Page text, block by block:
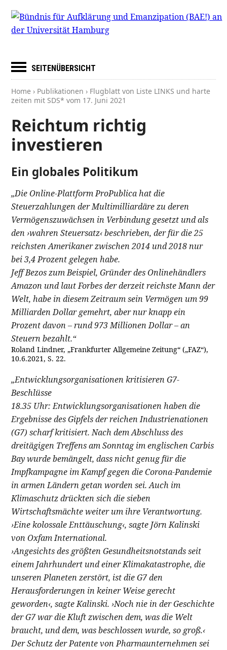
SEITENÜBERSICHT
Home › Publikationen › Flugblatt von Liste LINKS und harte
zeiten mit SDS* vom 17. Juni 2021
Reichtum richtig
investieren
Ein globales Politikum
„Die Online-Plattform ProPublica hat die
Steuerzahlungen der Multimilliardäre zu deren
Vermögenszuwächsen in Verbindung gesetzt und als
den ›wahren Steuersatz‹ beschrieben, der für die 25
reichsten Amerikaner zwischen 2014 und 2018 nur
bei 3,4 Prozent gelegen habe.
Jeff Bezos zum Beispiel, Gründer des Onlinehändlers
Amazon und laut Forbes der derzeit reichste Mann der
Welt, habe in diesem Zeitraum sein Vermögen um 99
Milliarden Dollar gemehrt, aber nur knapp ein
Prozent davon – rund 973 Millionen Dollar – an
Steuern bezahlt.“
Roland Lindner, „Frankfurter Allgemeine Zeitung“ („FAZ“),
10.6.2021, S. 22.
„Entwicklungsorganisationen kritisieren G7-
Beschlüsse
18.35 Uhr: Entwicklungsorganisationen haben die
Ergebnisse des Gipfels der reichen Industrienationen
(G7) scharf kritisiert. Nach dem Abschluss des
dreitägigen Treffens am Sonntag im englischen Carbis
Bay wurde bemängelt, dass nicht genug für die
Impfkampagne im Kampf gegen die Corona-Pandemie
in armen Ländern getan worden sei. Auch im
Klimaschutz drückten sich die sieben
Wirtschaftsmächte weiter um ihre Verantwortung.
›Eine kolossale Enttäuschung‹, sagte Jörn Kalinski
von Oxfam International.
›Angesichts des größten Gesundheitsnotstands seit
einem Jahrhundert und einer Klimakatastrophe, die
unseren Planeten zerstört, ist die G7 den
Herausforderungen in keiner Weise gerecht
geworden‹, sagte Kalinski. ›Noch nie in der Geschichte
der G7 war die Kluft zwischen dem, was die Welt
braucht, und dem, was beschlossen wurde, so groß.‹
Der Schutz der Patente von Pharmaunternehmen sei